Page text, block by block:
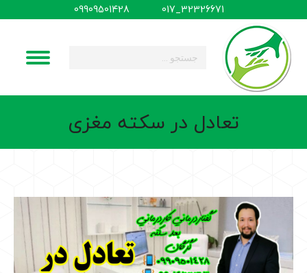
32326671_017
09909501428
جستجو:
تعادل در سکته مغزی